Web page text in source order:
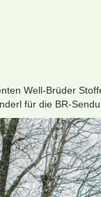
Well-Brüder
für die BR-